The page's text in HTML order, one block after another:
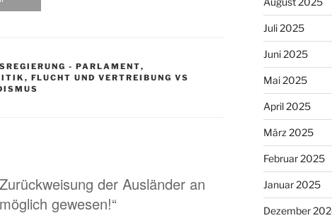
- PARLAMENT,
, FLUCHT UND VERTREIBUNG VS
der Ausländer an
gewesen!“
Juli 2025
Juni 2025
Mai 2025
April 2025
März 2025
Februar 2025
Januar 2025
Dezember